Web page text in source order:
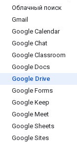
Облачный поиск
Gmail
Google Calendar
Google Chat
Google Classroom
Google Docs
Google Drive
Google Forms
Google Keep
Google Meet
Google Sheets
Google Sites